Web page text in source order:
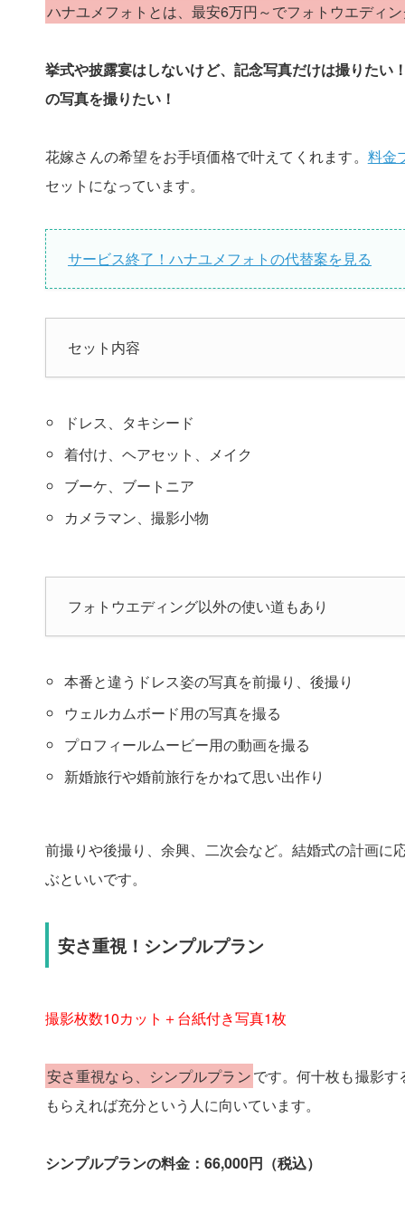
ハナユメフォトとは、最安6万円～でフォトウエディ
挙式や披露宴はしないけど、記念写真だけは撮りたい
の写真を撮りたい！
花嫁さんの希望をお手頃価格で叶えてくれます。 料金
セットになっています。
サービス終了！ハナユメフォトの代替案を見る
セット内容
ドレス、タキシード
着付け、ヘアセット、メイク
ブーケ、ブートニア
カメラマン、撮影小物
フォトウエディング以外の使い道もあり
本番と違うドレス姿の写真を前撮り、後撮り
ウェルカムボード用の写真を撮る
プロフィールムービー用の動画を撮る
新婚旅行や婚前旅行をかねて思い出作り
前撮りや後撮り、余興、二次会など。結婚式の計画に
ぶといいです。
安さ重視！シンプルプラン
撮影枚数10カット＋台紙付き写真1枚
安さ重視なら、シンプルプランです。何十枚も撮影
もらえれば充分という人に向いています。
シンプルプランの料金：66,000円（税込）